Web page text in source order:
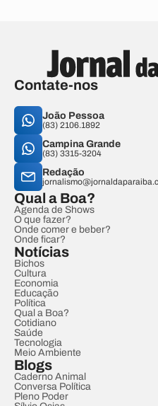
Contate-nos
João Pessoa
(83) 2106.1892
Campina Grande
(83) 3315-3204
Redação
Qual a Boa?
Agenda de Shows
O que fazer?
Onde comer e beber?
Onde ficar?
Notícias
Bichos
Cultura
Economia
Educação
Política
Qual a Boa?
Cotidiano
Saúde
Tecnologia
Meio Ambiente
Blogs
Caderno Animal
Conversa Política
Pleno Poder